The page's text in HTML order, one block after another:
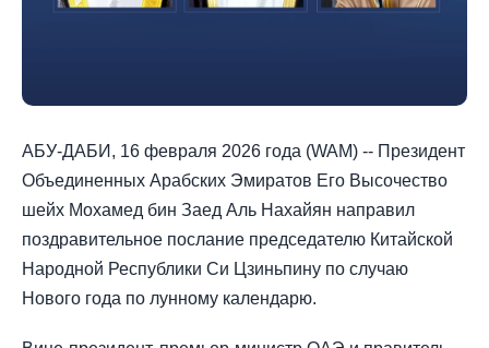
АБУ-ДАБИ, 16 февраля 2026 года (WAM) -- Президент
Объединенных Арабских Эмиратов Его Высочество
шейх Мохамед бин Заед Аль Нахайян направил
поздравительное послание председателю Китайской
Народной Республики Си Цзиньпину по случаю
Нового года по лунному календарю.